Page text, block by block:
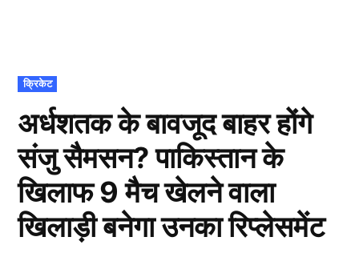
POSTED
IN
क्रिकेट
अर्धशतक के बावजूद बाहर होंगे
संजु सैमसन? पाकिस्तान के
खिलाफ 9 मैच खेलने वाला
खिलाड़ी बनेगा उनका रिप्लेसमेंट